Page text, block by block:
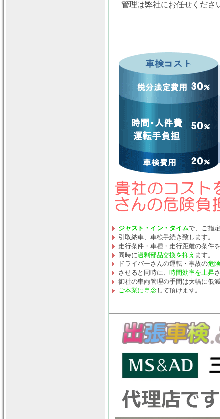
管理は弊社にお任せくださ
ジャスト・イン・タイムで、ご指
引取納車、車検手続き致します。
走行条件・車種・走行距離の条件
同時に過剰部品交換を抑え ます。
ドライバーさんの運転・事故の危
させると同時に、 時間効率を上昇
御社の車両管理の手間は大幅に低
ご本業に専念して頂けます。